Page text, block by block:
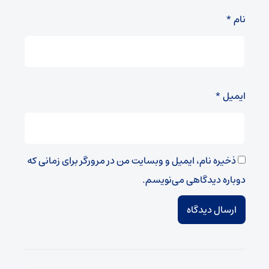
نام*
ایمیل*
ذخیره نام، ایمیل و وبسایت من در مرورگر برای زمانی که
دوباره دیدگاهی می‌نویسم.